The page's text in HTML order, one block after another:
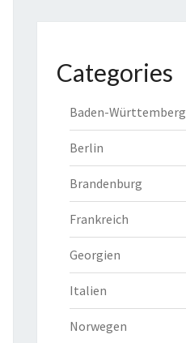
Categories
Baden-Württemberg
Berlin
Brandenburg
Frankreich
Georgien
Italien
Norwegen